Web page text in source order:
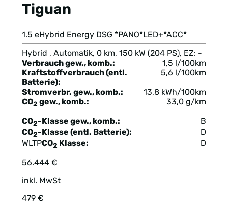
Tiguan
1.5 eHybrid Energy DSG *PANO*LED+*ACC*
Hybrid , Automatik, 0 km, 150 kW (204 PS), EZ: -
Verbrauch gew., komb.:
1,5 l/100km
Kraftstoffverbrauch (entl.
Batterie):
5,6 l/100km
Stromverbr. gew., komb.:
13,8 kWh/100km
CO2 gew., komb.: 33,0 g/km
CO2-Klasse gew., komb.:
B
CO2-Klasse (entl. Batterie):
D
WLTPCO2 Klasse: D
56.444 €
inkl. MwSt
479 €